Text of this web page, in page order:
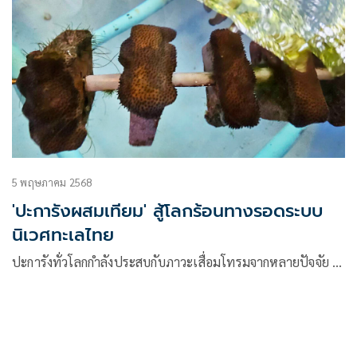
5 พฤษภาคม 2568
'ปะการังผสมเทียม' สู้โลกร้อนทางรอดระบบ
นิเวศทะเลไทย
ปะการังทั่วโลกกำลังประสบกับภาวะเสื่อมโทรมจากหลายปัจจัย …